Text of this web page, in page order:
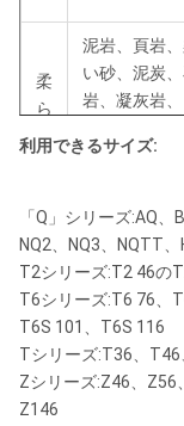
柔
ら
か
泥岩、頁岩
い砂、泥炭
岩、凝灰岩、
堅い泥灰土、
媒
体
石灰岩、大
ロマイト、流
褐鉄鉱、等
玄武岩、片麻
利用できるサイズ:
「Q」シリーズ:AQ、
NQ2、NQ3、NQTT
T2シリーズ:T2 46の
T6シリーズ:T6 76、
T6S 101、T6S 116
Tシリーズ:T36、
Zシリーズ:Z46、Z56
Z146